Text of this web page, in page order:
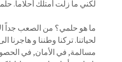
لكني ما زلت أمتلك أحلاماً.
ما هو حلمي؟ من الصعب جداً
لحياتنا. تركنا وطننا و هاجرنا
مسالمة, في الأمان, في